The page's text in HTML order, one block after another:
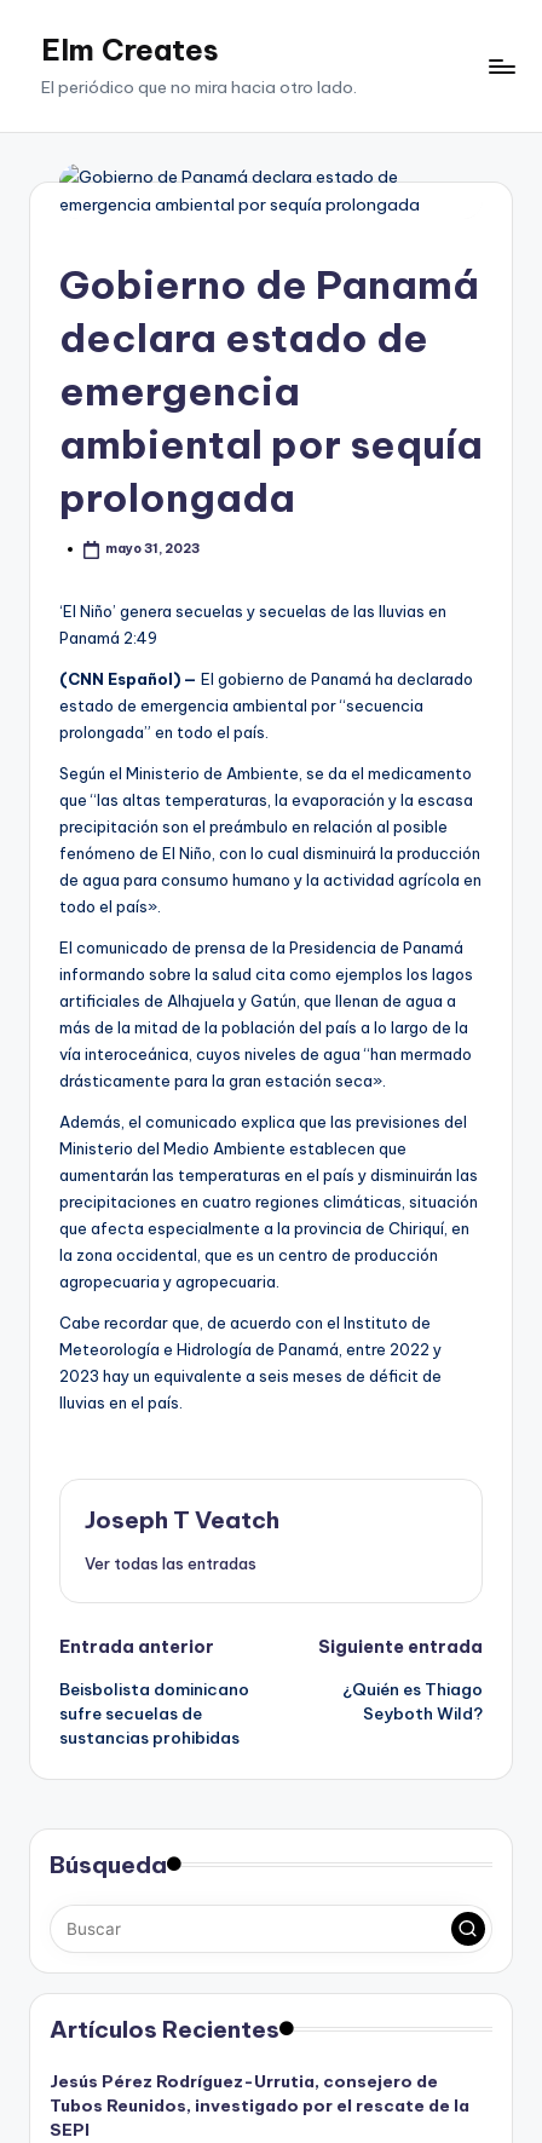
SaltarElm Creates
El periódico que no mira hacia otro lado.
Gobierno de Panamá
declara estado de
emergencia
ambiental por sequía
prolongada
mayo 31, 2023
‘El Niño’ genera secuelas y secuelas de las lluvias en
Panamá 2:49
(CNN Español) — El gobierno de Panamá ha declarado
estado de emergencia ambiental por “secuencia
prolongada” en todo el país.
Según el Ministerio de Ambiente, se da el medicamento
que “las altas temperaturas, la evaporación y la escasa
precipitación son el preámbulo en relación al posible
fenómeno de El Niño, con lo cual disminuirá la producción
de agua para consumo humano y la actividad agrícola en
todo el país».
El comunicado de prensa de la Presidencia de Panamá
informando sobre la salud cita como ejemplos los lagos
artificiales de Alhajuela y Gatún, que llenan de agua a
más de la mitad de la población del país a lo largo de la
vía interoceánica, cuyos niveles de agua “han mermado
drásticamente para la gran estación seca».
Además, el comunicado explica que las previsiones del
Ministerio del Medio Ambiente establecen que
aumentarán las temperaturas en el país y disminuirán las
precipitaciones en cuatro regiones climáticas, situación
que afecta especialmente a la provincia de Chiriquí, en
la zona occidental, que es un centro de producción
agropecuaria y agropecuaria.
Cabe recordar que, de acuerdo con el Instituto de
Meteorología e Hidrología de Panamá, entre 2022 y
2023 hay un equivalente a seis meses de déficit de
lluvias en el país.
Joseph T Veatch
Ver todas las entradas
Navegación
de
entradas
Entrada anterior
Beisbolista dominicano
sufre secuelas de
sustancias prohibidas
Siguiente entrada
¿Quién es Thiago
Seyboth Wild?
Búsqueda
Artículos Recientes
Jesús Pérez Rodríguez-Urrutia, consejero de
Tubos Reunidos, investigado por el rescate de la
SEPI